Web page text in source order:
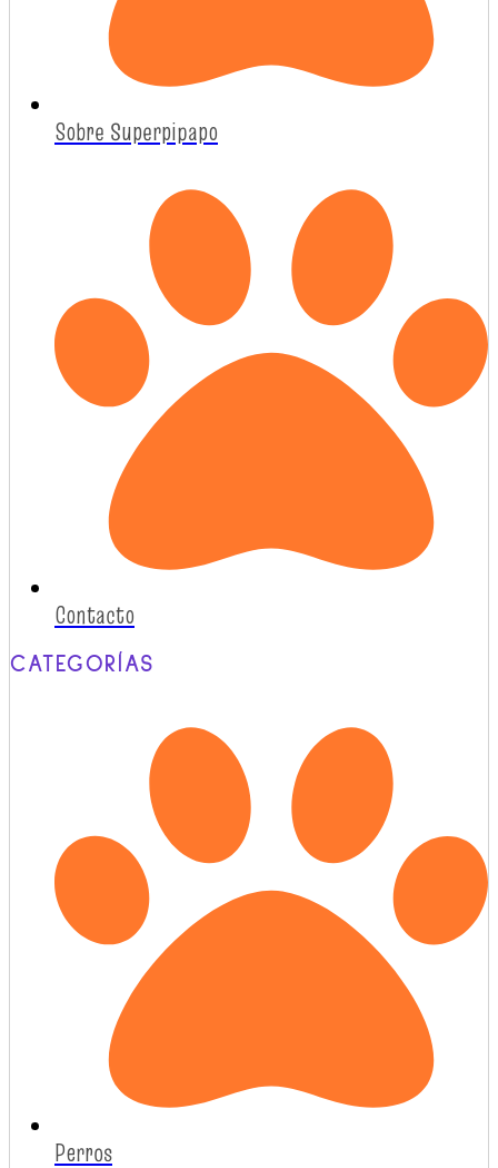
Sobre Superpipapo
Contacto
CATEGORÍAS
Perros